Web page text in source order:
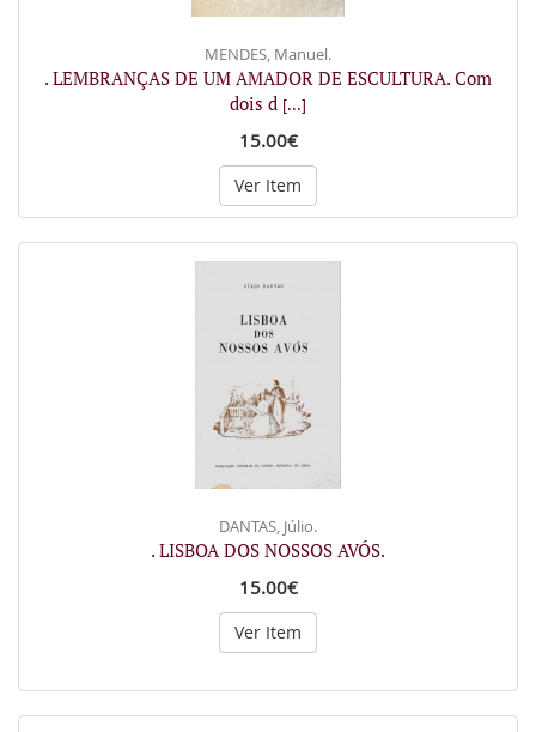
MENDES, Manuel.
. LEMBRANÇAS DE UM AMADOR DE ESCULTURA. Com
dois d [...]
15.00€
Ver Item
DANTAS, Júlio.
. LISBOA DOS NOSSOS AVÓS.
15.00€
Ver Item